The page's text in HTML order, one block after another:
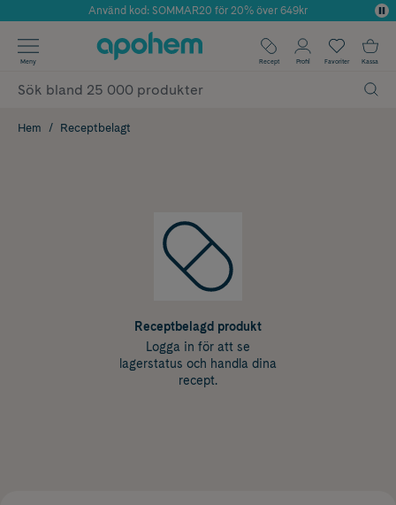
Årets Butik 2025 inom Skönhet
Använd kod: SOMMAR20 för 20% över 649kr
✓ Fri frakt
✓ Poäng på alla köp*
Meny Recept Profil Favoriter Kassa
Hem Receptbelagt
Receptbelagd produkt
Logga in för att se
lagerstatus och handla dina
recept.